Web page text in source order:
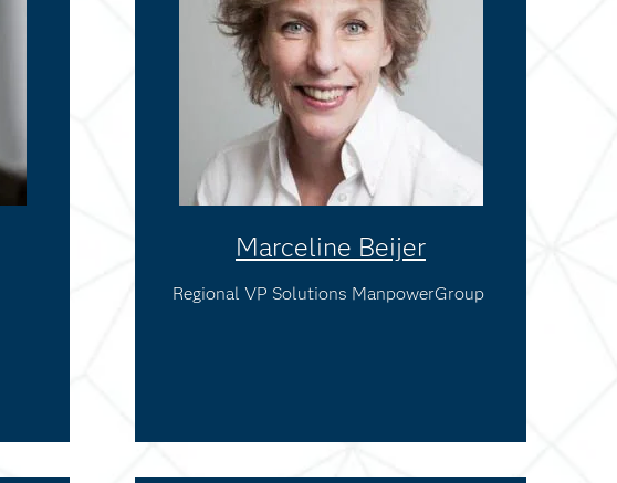
Marceline Beijer
Regional VP Solutions ManpowerGroup